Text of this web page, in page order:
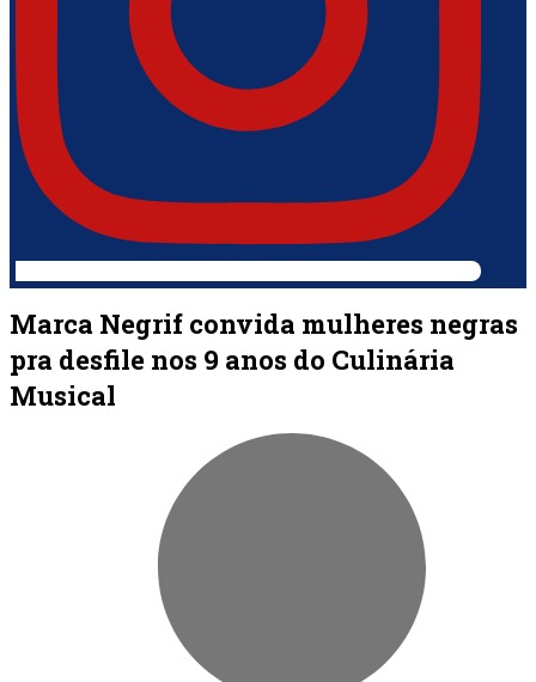
Marca Negrif convida mulheres negras
pra desfile nos 9 anos do Culinária
Musical